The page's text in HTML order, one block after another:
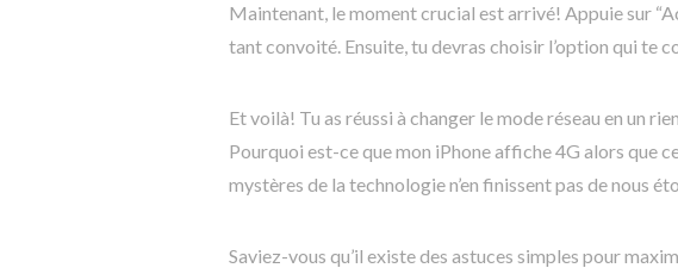
Maintenant, le moment crucial est arrivé! Appuie sur
tant convoité. Ensuite, tu devras choisir l’option qui te
Et voilà! Tu as réussi à changer le mode réseau en un
Pourquoi est-ce que mon iPhone affiche 4G alors que
mystères de la technologie n’en finissent pas de nous
Saviez-vous qu’il existe des astuces simples pour